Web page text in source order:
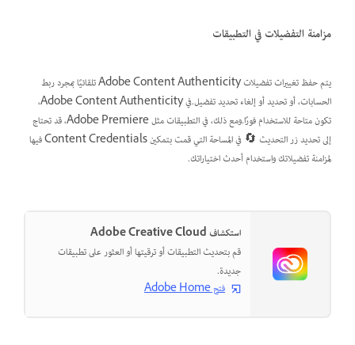
مزامنة التفضيلات في التطبيقات
يتم حفظ تغييرات تفضيلات Adobe Content Authenticity تلقائيًا بمجرد ربط
الحسابات، أو تحديد أو إلغاء تحديد تفضيل.في Adobe Content Authenticity،
تكون متاحة للاستخدام فورًا.ومع ذلك، في التطبيقات مثل Adobe Premiere، قد تحتاج
إلى تحديد زر التحديث 🔄 في المساحة التي قمت بتمكين Content Credentials فيها
لمزامنة تفضيلاتك واستخدام أحدث اختياراتك.
استكشاف Adobe Creative Cloud
قم بتحديث التطبيقات أو ترقيتها أو العثور على تطبيقات
جديدة.
فتح Adobe Home